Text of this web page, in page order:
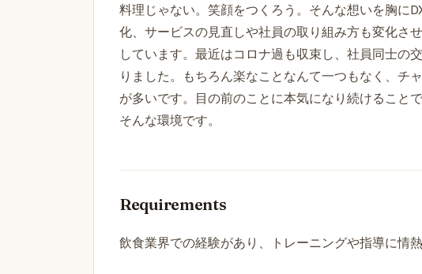
料理じゃない。笑顔をつくろう。そんな想いを胸に
化、サービスの見直しや社員の取り組み方も変化さ
しています。最近はコロナ過も収束し、社員同士の
りました。もちろん楽なことなんて一つもなく、チ
が多いです。目の前のことに本気になり続けること
そんな環境です。
Requirements
飲食業界での経験があり、トレーニングや指導に情